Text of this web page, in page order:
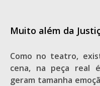
Muito além da
Como no teatro,
cena, na peça real
geram tamanha